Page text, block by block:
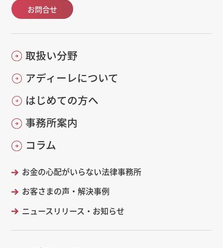
お問合せ
取扱い分野
アディーレについて
はじめての方へ
事務所案内
コラム
お金の心配がいらない法律事務所
お客さまの声・解決事例
ニュースリリース・お知らせ